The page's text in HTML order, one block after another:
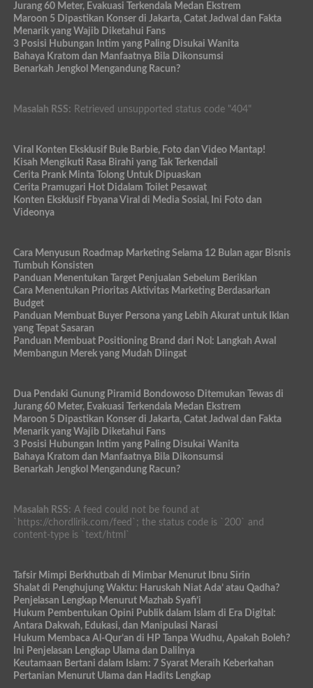
Jurang 60 Meter, Evakuasi Terkendala Medan Ekstrem
Maroon 5 Dipastikan Konser di Jakarta, Catat Jadwal dan Fakta
Menarik yang Wajib Diketahui Fans
3 Posisi Hubungan Intim yang Paling Disukai Wanita
Bahaya Kratom dan Manfaatnya Bila Dikonsumsi
Benarkah Jengkol Mengandung Racun?
Masalah RSS: Retrieved unsupported status code "404"
Viral Konten Eksklusif Bule Barbie, Foto dan Video Mantap!
Kisah Mengikuti Rasa Birahi yang Tak Terkendali
Cerita Prank Minta Tolong Untuk Dipuaskan
Cerita Pramugari Hot Didalam Toilet Pesawat
Konten Eksklusif Fbyana Viral di Media Sosial, Ini Foto dan
Videonya
Cara Menyusun Roadmap Marketing Selama 12 Bulan agar Bisnis
Tumbuh Konsisten
Panduan Menentukan Target Penjualan Sebelum Beriklan
Cara Menentukan Prioritas Aktivitas Marketing Berdasarkan
Budget
Panduan Membuat Buyer Persona yang Lebih Akurat untuk Iklan
yang Tepat Sasaran
Panduan Membuat Positioning Brand dari Nol: Langkah Awal
Membangun Merek yang Mudah Diingat
Dua Pendaki Gunung Piramid Bondowoso Ditemukan Tewas di
Jurang 60 Meter, Evakuasi Terkendala Medan Ekstrem
Maroon 5 Dipastikan Konser di Jakarta, Catat Jadwal dan Fakta
Menarik yang Wajib Diketahui Fans
3 Posisi Hubungan Intim yang Paling Disukai Wanita
Bahaya Kratom dan Manfaatnya Bila Dikonsumsi
Benarkah Jengkol Mengandung Racun?
Masalah RSS: A feed could not be found at
`https://chordlirik.com/feed`; the status code is `200` and
content-type is `text/html`
Tafsir Mimpi Berkhutbah di Mimbar Menurut Ibnu Sirin
Shalat di Penghujung Waktu: Haruskah Niat Ada’ atau Qadha?
Penjelasan Lengkap Menurut Mazhab Syafi’i
Hukum Pembentukan Opini Publik dalam Islam di Era Digital:
Antara Dakwah, Edukasi, dan Manipulasi Narasi
Hukum Membaca Al-Qur’an di HP Tanpa Wudhu, Apakah Boleh?
Ini Penjelasan Lengkap Ulama dan Dalilnya
Keutamaan Bertani dalam Islam: 7 Syarat Meraih Keberkahan
Pertanian Menurut Ulama dan Hadits Lengkap